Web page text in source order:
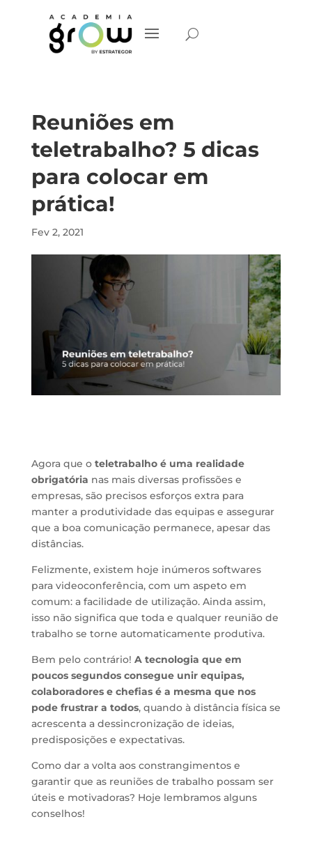
Reuniões em
teletrabalho? 5 dicas
para colocar em
prática!
Fev 2, 2021
Agora que o teletrabalho é uma realidade
obrigatória nas mais diversas profissões e
empresas, são precisos esforços extra para
manter a produtividade das equipas e assegurar
que a boa comunicação permanece, apesar das
distâncias.
Felizmente, existem hoje inúmeros softwares
para videoconferência, com um aspeto em
comum: a facilidade de utilização. Ainda assim,
isso não significa que toda e qualquer reunião de
trabalho se torne automaticamente produtiva.
Bem pelo contrário! A tecnologia que em
poucos segundos consegue unir equipas,
colaboradores e chefias é a mesma que nos
pode frustrar a todos, quando à distância física se
acrescenta a dessincronização de ideias,
predisposições e expectativas.
Como dar a volta aos constrangimentos e
garantir que as reuniões de trabalho possam ser
úteis e motivadoras? Hoje lembramos alguns
conselhos!